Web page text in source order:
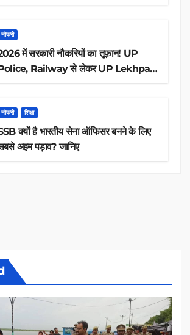
नौकरी
में सरकारी नौकरियों का तूफान! UP
Railway से लेकर UP Lekhpal
नौकरी शिक्षा
क्यों है भारतीय सेना ऑफिसर बनने के लिए
अहम पड़ाव? जानिए